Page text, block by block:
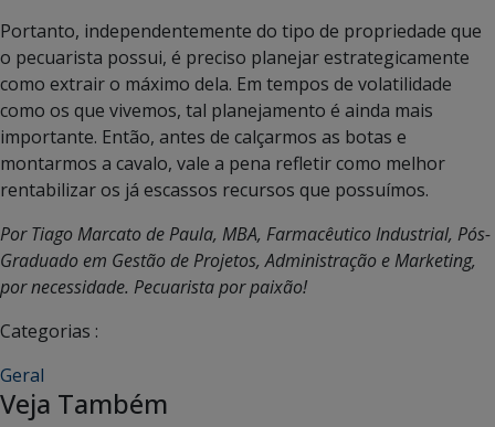
Portanto, independentemente do tipo de propriedade que
o pecuarista possui, é preciso planejar estrategicamente
como extrair o máximo dela. Em tempos de volatilidade
como os que vivemos, tal planejamento é ainda mais
importante. Então, antes de calçarmos as botas e
montarmos a cavalo, vale a pena refletir como melhor
rentabilizar os já escassos recursos que possuímos.
Por Tiago Marcato de Paula, MBA, Farmacêutico Industrial, Pós-
Graduado em Gestão de Projetos, Administração e Marketing,
por necessidade. Pecuarista por paixão!
Categorias :
Geral
Veja Também